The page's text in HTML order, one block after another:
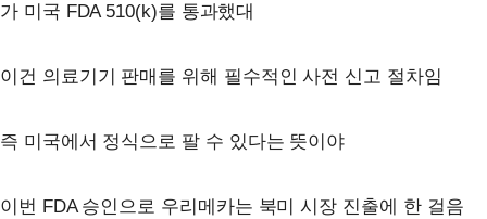
가 미국 FDA 510(k)를 통과했대
이건 의료기기 판매를 위해 필수적인 사전 신고 절차임
즉 미국에서 정식으로 팔 수 있다는 뜻이야
이번 FDA 승인으로 우리메카는 북미 시장 진출에 한 걸음